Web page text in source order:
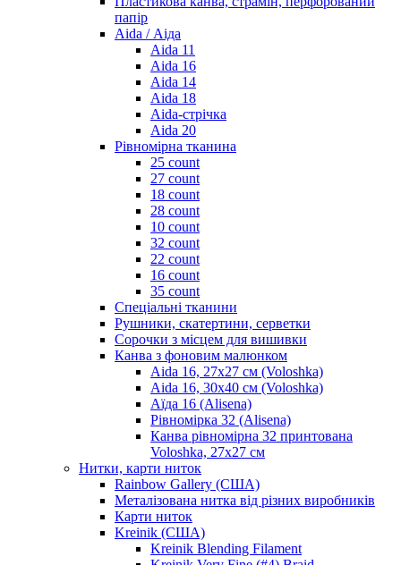
папір
Aida / Аіда
Aida 11
Aida 16
Aida 14
Aida 18
Aida-стрічка
Aida 20
Рівномірна тканина
25 count
27 count
18 count
28 count
10 count
32 count
22 count
16 count
35 count
Спеціальні тканини
Рушники, скатертини, серветки
Сорочки з місцем для вишивки
Канва з фоновим малюнком
Aida 16, 27х27 см (Voloshka)
Aida 16, 30х40 см (Voloshka)
Аїда 16 (Alisena)
Рівномірка 32 (Alisena)
Канва рівномірна 32 принтована
Voloshka, 27х27 см
Нитки, карти ниток
Rainbow Gallery (США)
Металізована нитка від різних виробників
Карти ниток
Kreinik (США)
Kreinik Blending Filament